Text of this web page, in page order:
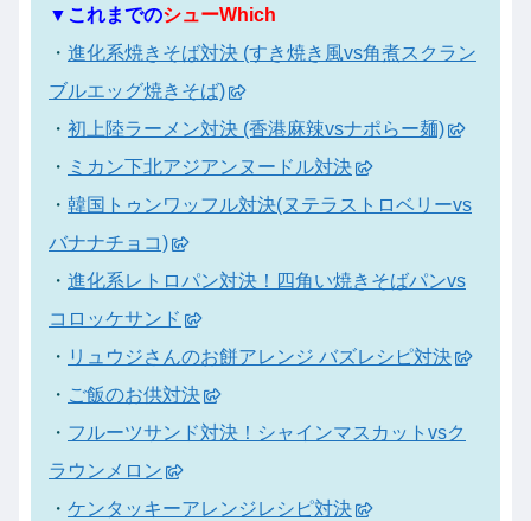
▼これまでのシューWhich
・ 進化系焼きそば対決 (すき焼き風vs角煮スクラン
ブルエッグ焼きそば)
・ 初上陸ラーメン対決 (香港麻辣vsナポらー麺)
・ ミカン下北アジアンヌードル対決
・ 韓国トゥンワッフル対決(ヌテラストロベリーvs
バナナチョコ)
・ 進化系レトロパン対決！四角い焼きそばパンvs
コロッケサンド
・ リュウジさんのお餅アレンジ バズレシピ対決
・ ご飯のお供対決
・ フルーツサンド対決！シャインマスカットvsク
ラウンメロン
・ ケンタッキーアレンジレシピ対決